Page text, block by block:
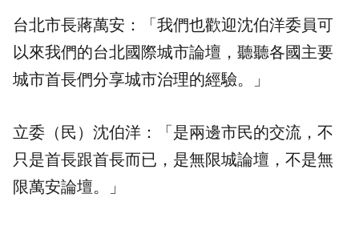
台北市長蔣萬安：「我們也歡迎沈伯洋委員可
以來我們的台北國際城市論壇，聽聽各國主要
城市首長們分享城市治理的經驗。」
立委（民）沈伯洋：「是兩邊市民的交流，不
只是首長跟首長而已，是無限城論壇，不是無
限萬安論壇。」